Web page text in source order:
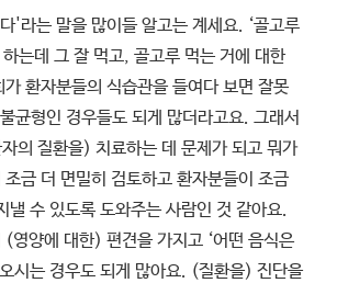
'라는 말을 많이들 알고는 계세요. ‘골고루
는데 그 잘 먹고, 골고루 먹는 거에 대한
환자분들의 식습관을 들여다 보면 잘못
균형인 경우들도 되게 많더라고요. 그래서
의 질환을) 치료하는 데 문제가 되고 뭐가
금 더 면밀히 검토하고 환자분들이 조금
낼 수 있도록 도와주는 사람인 것 같아요.
영양에 대한) 편견을 가지고 ‘어떤 음식은
시는 경우도 되게 많아요. (질환을) 진단을